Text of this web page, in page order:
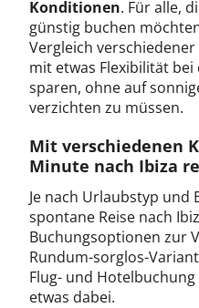
Konditionen. Für alle,
günstig buchen
Vergleich
mit etwas Flexibilität
sparen, ohne auf
verzichten zu müssen.
Mit verschiedenen
Minute nach Ibiza
Je nach Urlaubstyp und
spontane Reise nach
Buchungsoptionen zur
Rundum-sorglos-
Flug- und
etwas dabei.